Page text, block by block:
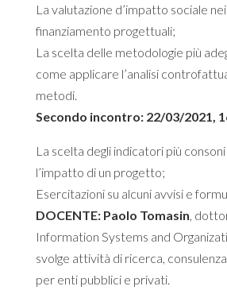
La valutazione d’impatto sociale
finanziamento progettuali;
La scelta delle metodologie più
come applicare l’analisi
metodi.
Secondo incontro: 22/03/2021,
La scelta degli indicatori più
l’impatto di un progetto;
Esercitazioni su alcuni avvisi e
DOCENTE: Paolo Tomasin,
Information Systems and
svolge attività di ricerca,
per enti pubblici e privati.